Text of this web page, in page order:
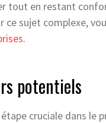
tout en restant
ce sujet complexe,
.
potentiels
cruciale dans le